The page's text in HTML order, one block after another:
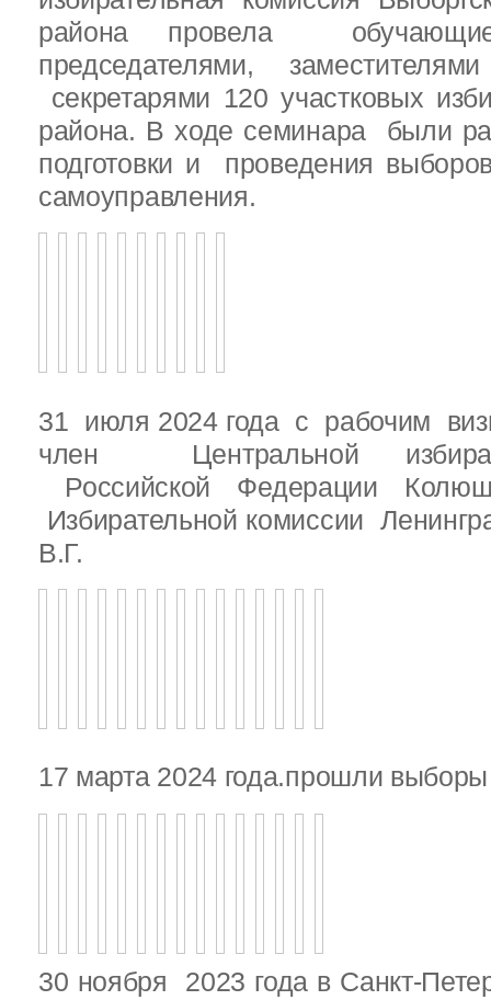
района провела
председателями,
секретарями 120 участковых
района. В ходе семинара были
подготовки и проведения
самоуправления.
31 июля 2024 года с рабочим
член Центральной
Российской Федерации
Избирательной комиссии
В.Г.
17 марта 2024 года.прошли
30 ноября 2023 года в Санкт-